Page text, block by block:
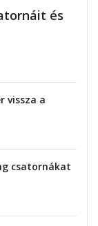
és
vissza a
csatornákat